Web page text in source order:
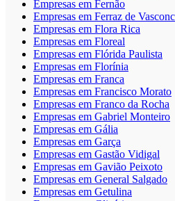
Empresas em Fernão
Empresas em Ferraz de
Empresas em Flora Rica
Empresas em Floreal
Empresas em Flórida Paulista
Empresas em Florínia
Empresas em Franca
Empresas em Francisco Morato
Empresas em Franco da Rocha
Empresas em Gabriel Monteiro
Empresas em Gália
Empresas em Garça
Empresas em Gastão Vidigal
Empresas em Gavião Peixoto
Empresas em General Salgado
Empresas em Getulina